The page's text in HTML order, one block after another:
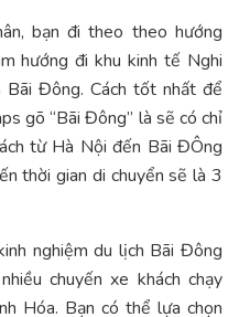
bạn đi theo theo hướng
hướng đi khu kinh tế Nghi
Đông. Cách tốt nhất để
gõ “Bãi Đông” là sẽ có chỉ
từ Hà Nội đến Bãi ĐÔng
thời gian di chuyển sẽ là 3
nghiệm du lịch Bãi Đông
chuyến xe khách chạy
Hóa. Bạn có thể lựa chọn